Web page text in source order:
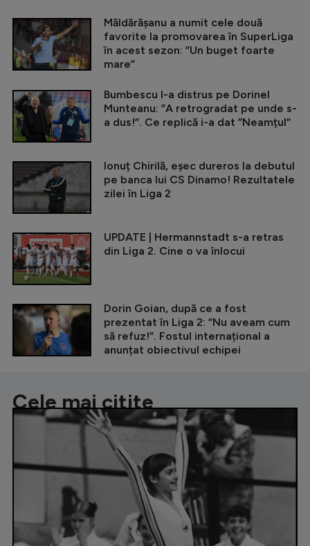
Măldărășanu a numit cele două
favorite la promovarea în SuperLiga
în acest sezon: ”Un buget foarte
mare”
Bumbescu l-a distrus pe Dorinel
Munteanu: ”A retrogradat pe unde s-
a dus!”. Ce replică i-a dat ”Neamțul”
Ionuț Chirilă, eșec dureros la debutul
pe banca lui CS Dinamo! Rezultatele
zilei în Liga 2
UPDATE | Hermannstadt s-a retras
din Liga 2. Cine o va înlocui
Dorin Goian, după ce a fost
prezentat în Liga 2: ”Nu aveam cum
să refuz!”. Fostul internațional a
anunțat obiectivul echipei
Cele mai citite